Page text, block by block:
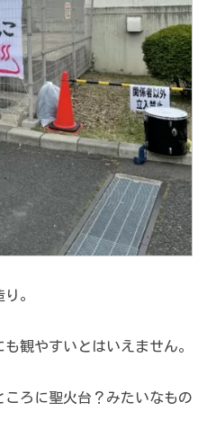
。
観やすいとはいえません。
ろに聖火台？みたいなもの